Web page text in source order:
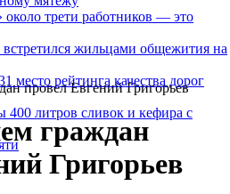
трети работников — это
жильцами общежития на
место рейтинга качества дорог
литров сливок и кефира с
провел Евгений Григорьев
граждан
Григорьев